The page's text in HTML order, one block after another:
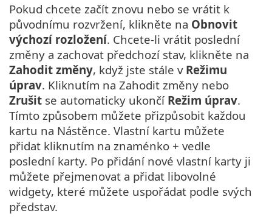
Pokud chcete začít znovu nebo se vrátit k
původnímu rozvržení, klikněte na Obnovit
výchozí rozložení. Chcete-li vrátit poslední
změny a zachovat předchozí stav, klikněte na
Zahodit změny, když jste stále v Režimu
úprav. Kliknutím na Zahodit změny nebo
Zrušit se automaticky ukončí Režim úprav.
Tímto způsobem můžete přizpůsobit každou
kartu na Nástěnce. Vlastní kartu můžete
přidat kliknutím na znaménko + vedle
poslední karty. Po přidání nové vlastní karty ji
můžete přejmenovat a přidat libovolné
widgety, které můžete uspořádat podle svých
představ.